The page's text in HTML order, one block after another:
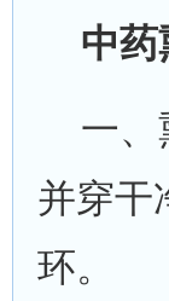
中药
一、
并穿干
环。